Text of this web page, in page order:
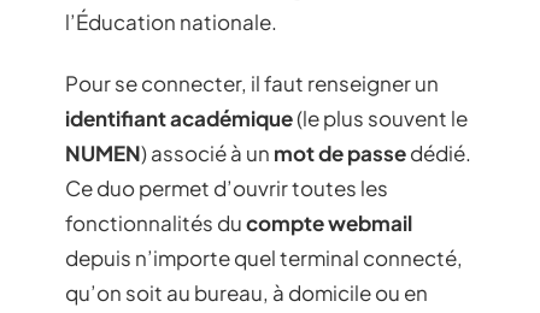
l’Éducation nationale.
Pour se connecter, il faut renseigner un
identifiant académique(le plus souvent le
NUMEN) associé à un mot de passedédié.
Ce duo permet d’ouvrir toutes les
fonctionnalités ducompte webmail
depuis n’importe quel terminal connecté,
qu’on soit au bureau, à domicile ou en